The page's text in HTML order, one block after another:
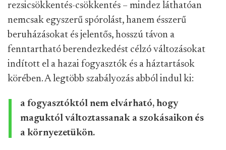
rezsicsökkentés-csökkentés – mindez láthatóan
nemcsak egyszerű spórolást, hanem ésszerű
beruházásokat és jelentős, hosszú távon a
fenntartható berendezkedést célzó változásokat
indított el a hazai fogyasztók és a háztartások
körében. A legtöbb szabályozás abból indul ki:
a fogyasztóktól nem elvárható, hogy
maguktól változtassanak a szokásaikon és
a környezetükön.